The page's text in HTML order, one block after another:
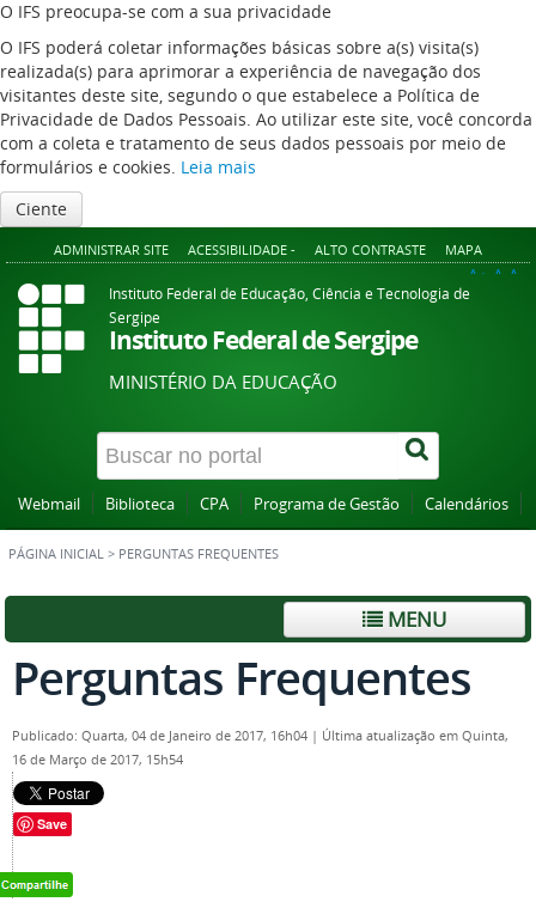
O IFS preocupa-se com a sua privacidade
O IFS poderá coletar informações básicas sobre a(s) visita(s)
realizada(s) para aprimorar a experiência de navegação dos
visitantes deste site, segundo o que estabelece a Política de
Privacidade de Dados Pessoais. Ao utilizar este site, você concorda
com a coleta e tratamento de seus dados pessoais por meio de
formulários e cookies. Leia mais
Ciente
ADMINISTRAR SITE ACESSIBILIDADE - ALTO CONTRASTE MAPA
A+ A A-
Instituto Federal de Educação, Ciência e Tecnologia de
Sergipe
Instituto Federal de Sergipe
MINISTÉRIO DA EDUCAÇÃO
Webmail Biblioteca CPA Programa de Gestão Calendários
PÁGINA INICIAL > PERGUNTAS FREQUENTES
MENU
Perguntas Frequentes
Publicado: Quarta, 04 de Janeiro de 2017, 16h04 | Última atualização em Quinta,
16 de Março de 2017, 15h54
Save